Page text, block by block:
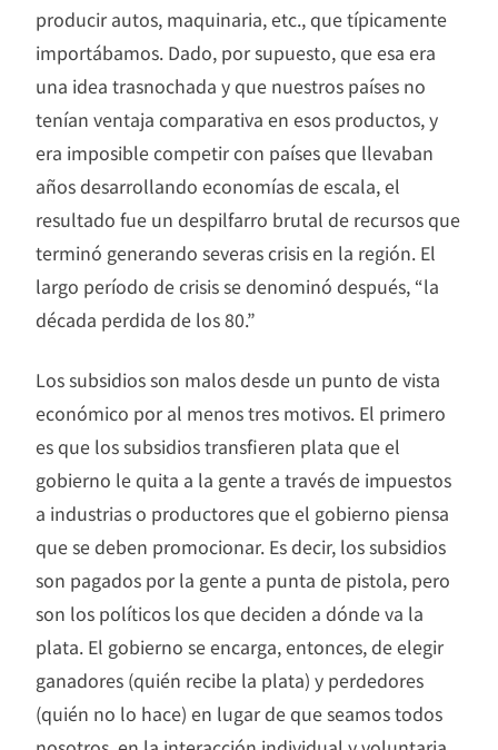
producir autos, maquinaria, etc., que típicamente
importábamos. Dado, por supuesto, que esa era
una idea trasnochada y que nuestros países no
tenían ventaja comparativa en esos productos, y
era imposible competir con países que llevaban
años desarrollando economías de escala, el
resultado fue un despilfarro brutal de recursos que
terminó generando severas crisis en la región. El
largo período de crisis se denominó después, “la
década perdida de los 80.”
Los subsidios son malos desde un punto de vista
económico por al menos tres motivos. El primero
es que los subsidios transfieren plata que el
gobierno le quita a la gente a través de impuestos
a industrias o productores que el gobierno piensa
que se deben promocionar. Es decir, los subsidios
son pagados por la gente a punta de pistola, pero
son los políticos los que deciden a dónde va la
plata. El gobierno se encarga, entonces, de elegir
ganadores (quién recibe la plata) y perdedores
(quién no lo hace) en lugar de que seamos todos